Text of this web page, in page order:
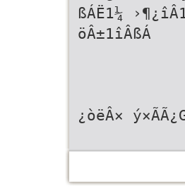
ßÁË1¼
öÂ±1îÂßÁ
¿òëÂ×